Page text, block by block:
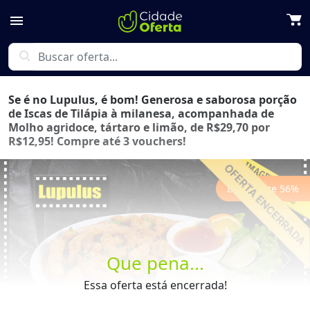
menu
search
Que pena...
Essa oferta está encerrada!
Se é no Lupulus, é bom! Generosa e saborosa porção
de Iscas de Tilápia à milanesa, acompanhada de
Molho agridoce, tártaro e limão, de R$29,70 por
R$12,95! Compre até 3 vouchers!
Economize 56%